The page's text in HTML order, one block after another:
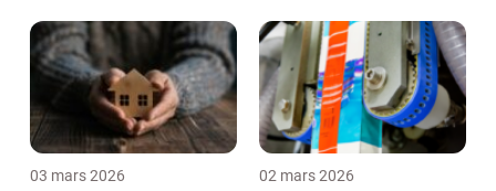
03 mars 2026 02 mars 2026